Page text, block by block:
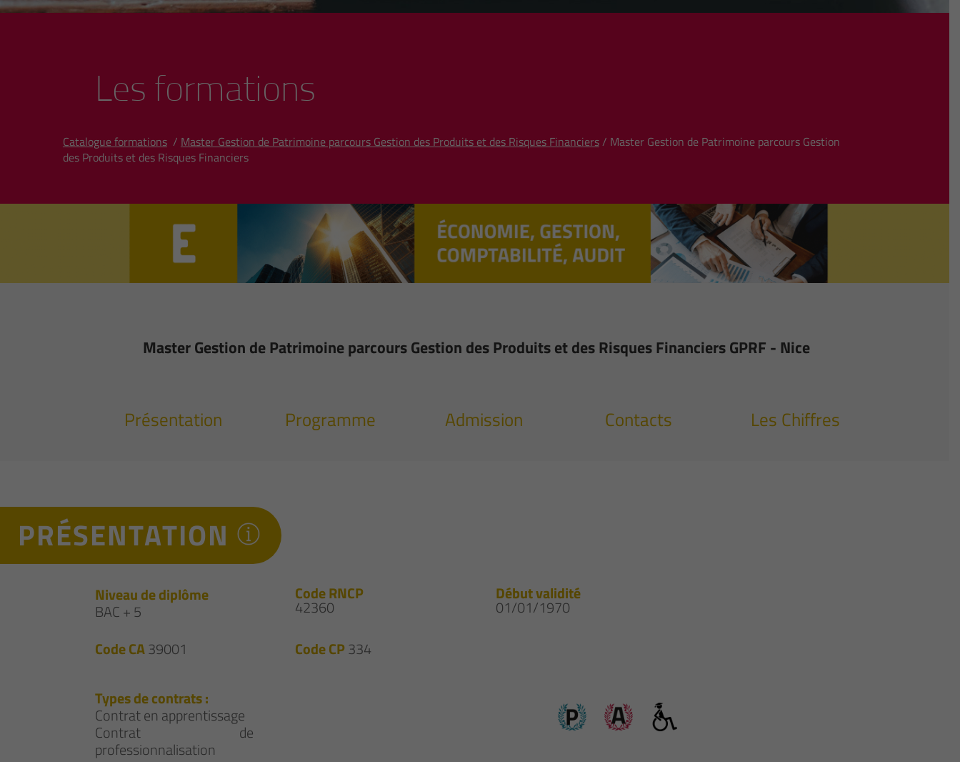
Les formations
Catalogue formations/ Master Gestion de Patrimoine parcours Gestion des Produits et des Risques Financiers/ Master Gestion de Patrimoine parcours Gestion
des Produits et des Risques Financiers
Master Gestion de Patrimoine parcours Gestion des Produits et des Risques Financiers GPRF - Nice
Présentation Programme Admission Contacts Les Chiffres
PRÉSENTATION
Niveau de diplôme
BAC + 5
Code RNCP
42360
Début validité
01/01/1970
Code CA39001 Code CP334
Types de contrats :
Contrat en apprentissage
Contrat de
professionnalisation